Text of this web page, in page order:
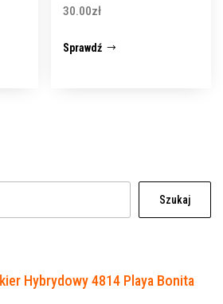
30.00zł
Sprawdź
Szukaj
Hybrydowy 4814 Playa Bonita